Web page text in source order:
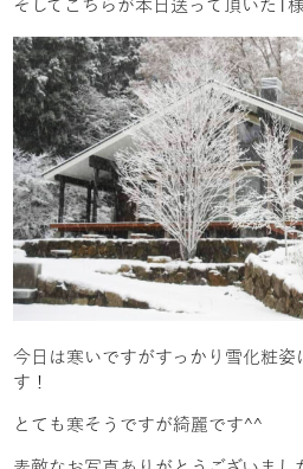
そしてこちらが本日送って頂いたT
今日は寒いですがすっかり雪化粧
す！
とても寒そうですが綺麗です^^